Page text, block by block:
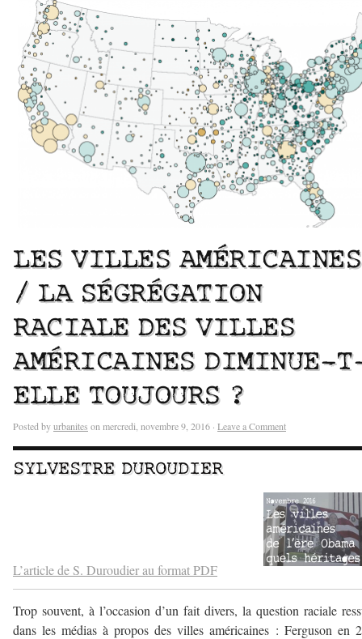
LES VILLES AMÉRICAINES
/ LA SÉGRÉGATION
RACIALE DES VILLES
AMÉRICAINES DIMINUE-
ELLE TOUJOURS ?
Posted byurbanites on mercredi, novembre 9, 2016 · Leave a Comment
SYLVESTRE DUROUDIER
L’article de S. Duroudier au format PDF
Trop souvent, à l’occasion d’un fait divers, la question raciale
dans les médias à propos des villes américaines : Ferguson en